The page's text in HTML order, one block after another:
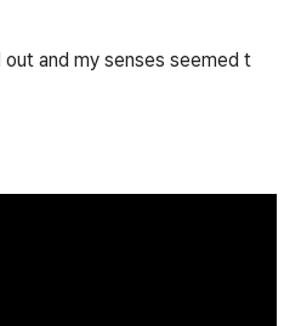
and my senses seemed t